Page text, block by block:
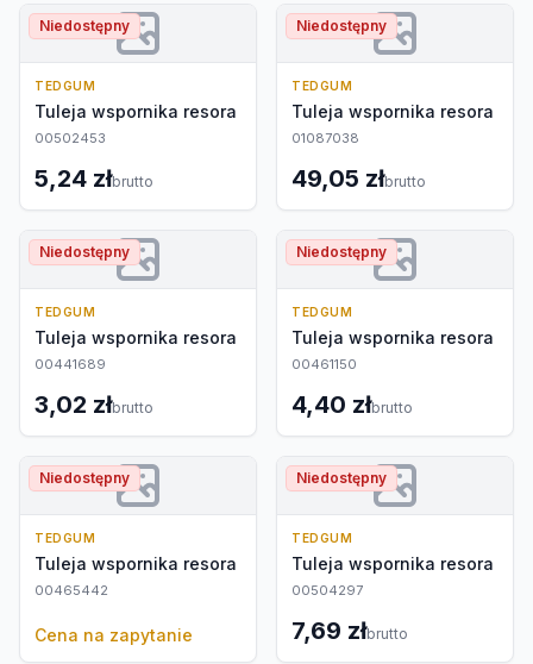
Niedostępny
TEDGUM
Tuleja wspornika resora
00502453
5,24 złbrutto
Niedostępny
TEDGUM
Tuleja wspornika resora
01087038
49,05 złbrutto
Niedostępny
TEDGUM
Tuleja wspornika resora
00441689
3,02 złbrutto
Niedostępny
TEDGUM
Tuleja wspornika resora
00461150
4,40 złbrutto
Niedostępny
TEDGUM
Tuleja wspornika resora
00465442
Cena na zapytanie
Niedostępny
TEDGUM
Tuleja wspornika resora
00504297
7,69 złbrutto